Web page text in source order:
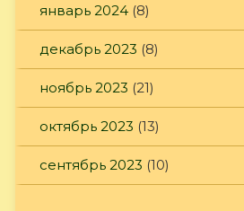
январь 2024 (8)
декабрь 2023 (8)
ноябрь 2023 (21)
октябрь 2023 (13)
сентябрь 2023 (10)